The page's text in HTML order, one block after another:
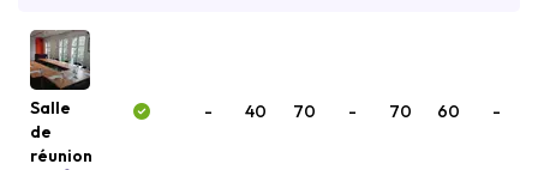
Salle
de
réunion
- 40 70 - 70 60 -